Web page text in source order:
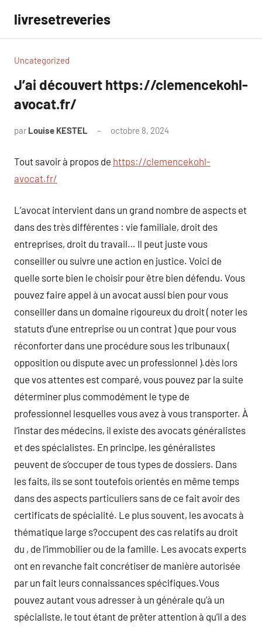
contenu
livresetreveries
Uncategorized
J’ai découvert https://clemencekohl-
avocat.fr/
par Louise KESTEL octobre 8, 2024
Tout savoir à propos de https://clemencekohl-
avocat.fr/
L’avocat intervient dans un grand nombre de aspects et
dans des très différentes : vie familiale, droit des
entreprises, droit du travail… Il peut juste vous
conseiller ou suivre une action en justice. Voici de
quelle sorte bien le choisir pour être bien défendu. Vous
pouvez faire appel à un avocat aussi bien pour vous
conseiller dans un domaine rigoureux du droit ( noter les
statuts d’une entreprise ou un contrat ) que pour vous
réconforter dans une procédure sous les tribunaux (
opposition ou dispute avec un professionnel ).dès lors
que vos attentes est comparé, vous pouvez par la suite
déterminer plus commodément le type de
professionnel lesquelles vous avez à vous transporter. À
l’instar des médecins, il existe des avocats généralistes
et des spécialistes. En principe, les généralistes
peuvent de s’occuper de tous types de dossiers. Dans
les faits, ils se sont toutefois orientés en même temps
dans des aspects particuliers sans de ce fait avoir des
certificats de spécialité. Le plus souvent, les avocats à
thématique large s?occupent des cas relatifs au droit
du , de l’immobilier ou de la famille. Les avocats experts
ont en revanche fait concrétiser de manière autorisée
par un fait leurs connaissances spécifiques.Vous
pouvez autant vous adresser à un générale qu’à un
spécialiste, le tout étant de prêter attention à qu’il a des